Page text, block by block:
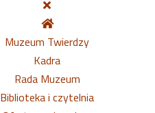
Muzeum Twierdzy
Kadra
Rada Muzeum
Biblioteka i czytelnia